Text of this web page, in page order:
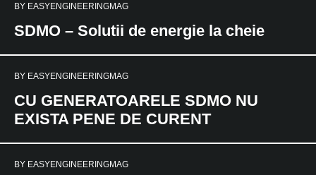
BY EASYENGINEERINGMAG
SDMO – Solutii de energie la cheie
BY EASYENGINEERINGMAG
CU GENERATOARELE SDMO NU
EXISTA PENE DE CURENT
BY EASYENGINEERINGMAG